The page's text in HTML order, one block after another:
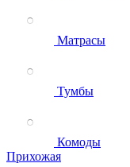
Матрасы
Тумбы
Комоды
Прихожая